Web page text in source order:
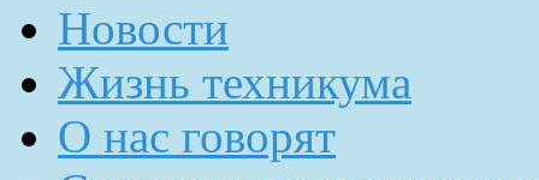
Новости
Жизнь техникума
О нас говорят